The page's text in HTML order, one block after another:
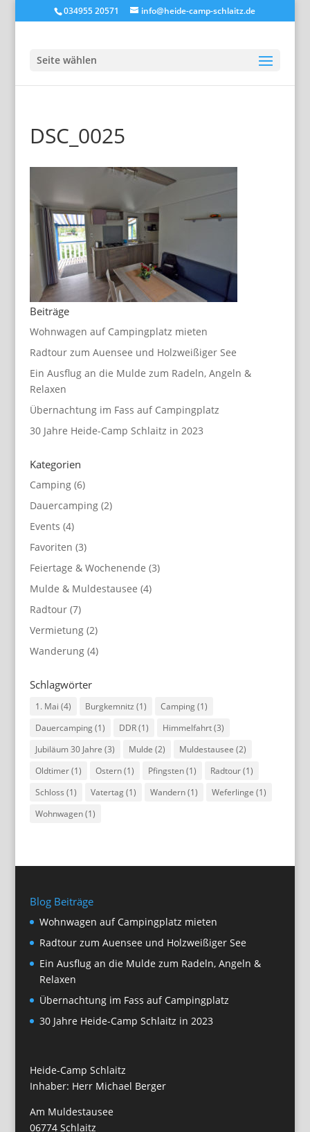
034955 20571 info@heide-camp-schlaitz.de
Seite wählen
DSC_0025
Beiträge
Wohnwagen auf Campingplatz mieten
Radtour zum Auensee und Holzweißiger See
Ein Ausflug an die Mulde zum Radeln, Angeln &
Relaxen
Übernachtung im Fass auf Campingplatz
30 Jahre Heide-Camp Schlaitz in 2023
Kategorien
Camping(6)
Dauercamping(2)
Events (4)
Favoriten (3)
Feiertage & Wochenende (3)
Mulde & Muldestausee (4)
Radtour(7)
Vermietung(2)
Wanderung(4)
Schlagwörter
1. Mai (4) Burgkemnitz (1) Camping(1)
Dauercamping(1) DDR(1) Himmelfahrt(3)
Jubiläum 30 Jahre (3) Mulde (2) Muldestausee (2)
Oldtimer(1) Ostern(1) Pfingsten(1) Radtour(1)
Schloss (1) Vatertag(1) Wandern(1) Weferlinge (1)
Wohnwagen(1)
Blog Beiträge
Wohnwagen auf Campingplatz mieten
Radtour zum Auensee und Holzweißiger See
Ein Ausflug an die Mulde zum Radeln, Angeln &
Relaxen
Übernachtung im Fass auf Campingplatz
30 Jahre Heide-Camp Schlaitz in 2023
Heide-Camp Schlaitz
Inhaber: Herr Michael Berger
Am Muldestausee
06774 Schlaitz